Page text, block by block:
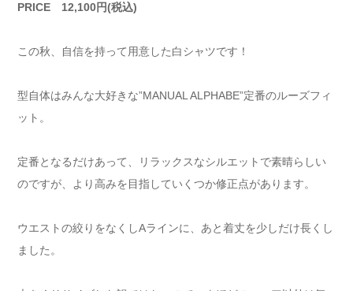
PRICE 12,100円(税込)
この秋、自信を持って用意した白シャツです！
型自体はみんな大好きな”MANUAL ALPHABE”定番のルーズフィ
ット。
定番となるだけあって、リラックスなシルエットで素晴らしい
のですが、より高みを目指していくつか修正点があります。
ウエストの絞りをなくしAラインに、あと着丈を少しだけ長くし
ました。